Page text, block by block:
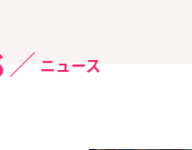
ニュース